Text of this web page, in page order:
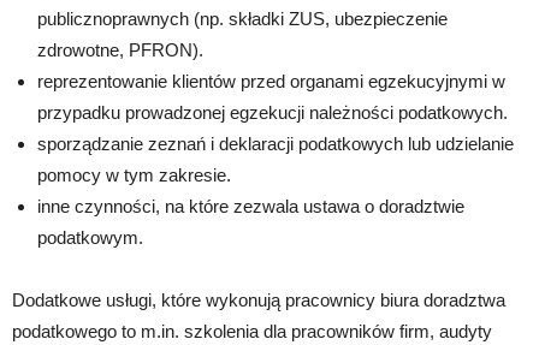
publicznoprawnych (np. składki ZUS, ubezpieczenie
zdrowotne, PFRON).
reprezentowanie klientów przed organami egzekucyjnymi w
przypadku prowadzonej egzekucji należności podatkowych.
sporządzanie zeznań i deklaracji podatkowych lub udzielanie
pomocy w tym zakresie.
inne czynności, na które zezwala ustawa o doradztwie
podatkowym.
Dodatkowe usługi, które wykonują pracownicy biura doradztwa
podatkowego to m.in. szkolenia dla pracowników firm, audyty